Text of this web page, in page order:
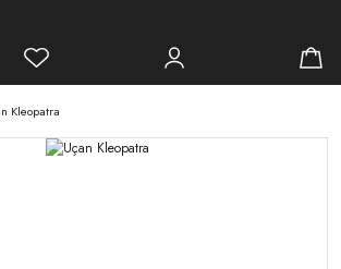
Kleopatra